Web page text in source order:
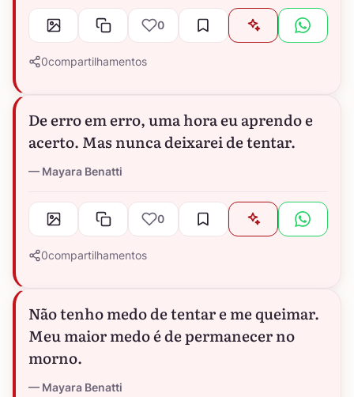
0
0compartilhamentos
De erro em erro, uma hora eu aprendo e
acerto. Mas nunca deixarei de tentar.
Mayara Benatti
0
0compartilhamentos
Não tenho medo de tentar e me queimar.
Meu maior medo é de permanecer no
morno.
Mayara Benatti